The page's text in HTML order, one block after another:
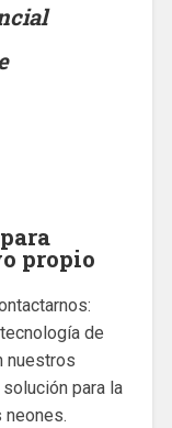
propio
de
nuestros
para la
neones.